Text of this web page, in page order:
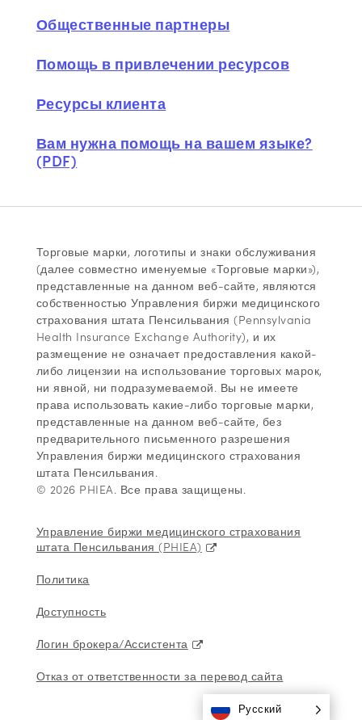
Общественные партнеры
Помощь в привлечении ресурсов
Ресурсы клиента
Вам нужна помощь на вашем языке?
(PDF)
Торговые марки, логотипы и знаки обслуживания
(далее совместно именуемые «Торговые марки»),
представленные на данном веб-сайте, являются
собственностью Управления биржи медицинского
страхования штата Пенсильвания (Pennsylvania
Health Insurance Exchange Authority), и их
размещение не означает предоставления какой-
либо лицензии на использование торговых марок,
ни явной, ни подразумеваемой. Вы не имеете
права использовать какие-либо торговые марки,
представленные на данном веб-сайте, без
предварительного письменного разрешения
Управления биржи медицинского страхования
штата Пенсильвания.
© 2026 PHIEA. Все права защищены.
Управление биржи медицинского страхования
штата Пенсильвания (PHIEA)
Политика
Доступность
Логин брокера/Ассистента
Отказ от ответственности за перевод сайта
Русский